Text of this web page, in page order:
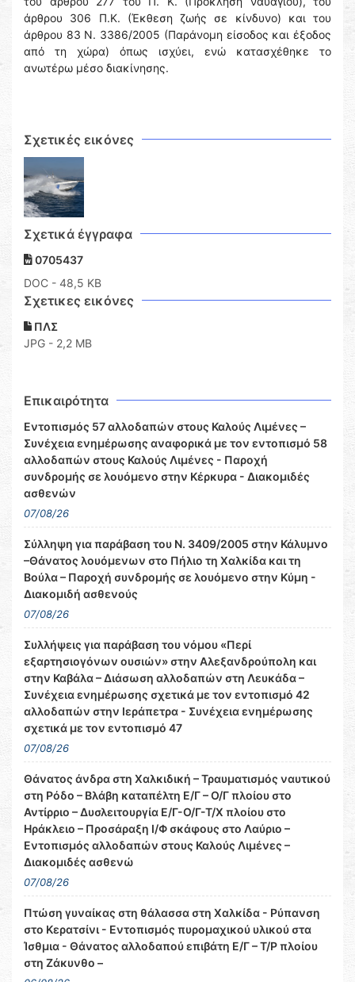
άρθρου 306 Π.Κ. (Έκθεση ζωής σε κίνδυνο) και του
άρθρου 83 Ν. 3386/2005 (Παράνομη είσοδος και έξοδος
από τη χώρα) όπως ισχύει, ενώ κατασχέθηκε το
ανωτέρω μέσο διακίνησης.
Σχετικές εικόνες
Σχετικά έγγραφα
0705437
DOC - 48,5 KB
Σχετικες εικόνες
ΠΛΣ
JPG - 2,2 MB
Επικαιρότητα
Εντοπισμός 57 αλλοδαπών στους Καλούς Λιμένες –
Συνέχεια ενημέρωσης αναφορικά με τον εντοπισμό 58
αλλοδαπών στους Καλούς Λιμένες - Παροχή
συνδρομής σε λουόμενο στην Κέρκυρα - Διακομιδές
ασθενών
07/08/26
Σύλληψη για παράβαση του Ν. 3409/2005 στην Κάλυμνο
–Θάνατος λουόμενων στο Πήλιο τη Χαλκίδα και τη
Βούλα – Παροχή συνδρομής σε λουόμενο στην Κύμη -
Διακομιδή ασθενούς
07/08/26
Συλλήψεις για παράβαση του νόμου «Περί
εξαρτησιογόνων ουσιών» στην Αλεξανδρούπολη και
στην Καβάλα – Διάσωση αλλοδαπών στη Λευκάδα –
Συνέχεια ενημέρωσης σχετικά με τον εντοπισμό 42
αλλοδαπών στην Ιεράπετρα - Συνέχεια ενημέρωσης
σχετικά με τον εντοπισμό 47
07/08/26
Θάνατος άνδρα στη Χαλκιδική – Τραυματισμός ναυτικού
στη Ρόδο – Βλάβη καταπέλτη Ε/Γ – Ο/Γ πλοίου στο
Αντίρριο – Δυσλειτουργία Ε/Γ-Ο/Γ-Τ/Χ πλοίου στο
Ηράκλειο – Προσάραξη Ι/Φ σκάφους στο Λαύριο –
Εντοπισμός αλλοδαπών στους Καλούς Λιμένες –
Διακομιδές ασθενώ
07/08/26
Πτώση γυναίκας στη θάλασσα στη Χαλκίδα - Ρύπανση
στο Κερατσίνι - Εντοπισμός πυρομαχικού υλικού στα
Ίσθμια - Θάνατος αλλοδαπού επιβάτη Ε/Γ – Τ/Ρ πλοίου
στη Ζάκυνθο –